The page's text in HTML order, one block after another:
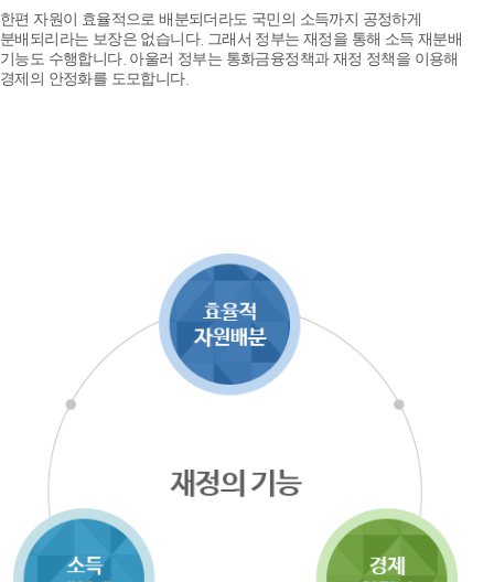
한편 자원이 효율적으로 배분되더라도 국민의 소득까지 공정하게
분배되리라는 보장은 없습니다. 그래서 정부는 재정을 통해 소득 재분배
기능도 수행합니다. 아울러 정부는 통화금융정책과 재정 정책을 이용해
경제의 안정화를 도모합니다.